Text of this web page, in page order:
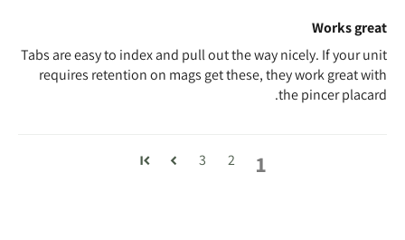
Works great
Tabs are easy to index and pull out the way nicely. If your unit
requires retention on mags get these, they work great with
the pincer placard.
1
2
3